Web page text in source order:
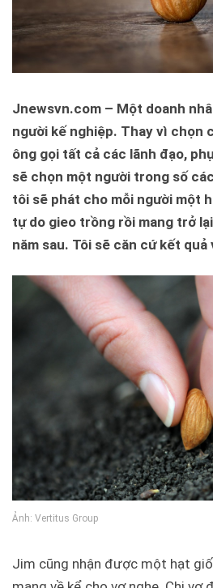
Jnewsvn.com – Một doanh
người kế nghiệp. Thay vì chọn
ông gọi tất cả các lãnh đạo,
sẽ chọn một người trong số
tôi sẽ phát cho mỗi người một
tự do gieo trồng rồi mang trở
năm sau. Tôi sẽ căn cứ kết quả
Ảnh: Vertitus Group
Jim cũng nhận được một hạt